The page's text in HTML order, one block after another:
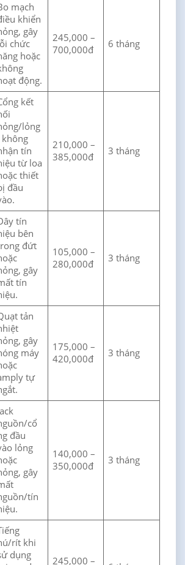
mạch
khiển
gây
chức
hoặc
động.
245,000 –
700,000đ
6 tháng
kết
lỏng
không
tín
từ loa
thiết
đầu
210,000 –
385,000đ
3 tháng
tín
bên
đứt
gây
tín
105,000 –
280,000đ
3 tháng
tản
gây
máy
tự
175,000 –
420,000đ
3 tháng
cổ
đầu
lỏng
gây
tín
140,000 –
350,000đ
3 tháng
rít khi
dụng
245,000 –